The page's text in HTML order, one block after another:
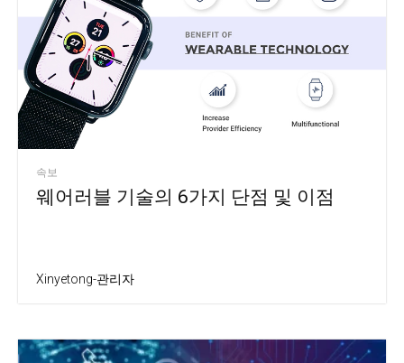
속보
웨어러블 기술의 6가지 단점 및 이점
Xinyetong-관리자